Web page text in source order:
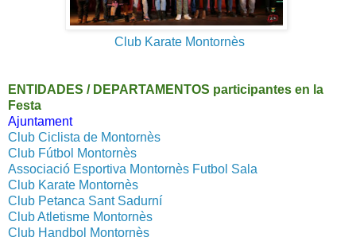
Club Karate Montornès
ENTIDADES / DEPARTAMENTOS participantes en la
Festa
Ajuntament
Club Ciclista de Montornès
Club Fútbol Montornès
Associació Esportiva Montornès Futbol Sala
Club Karate Montornès
Club Petanca Sant Sadurní
Club Atletisme Montornès
Club Handbol Montornès